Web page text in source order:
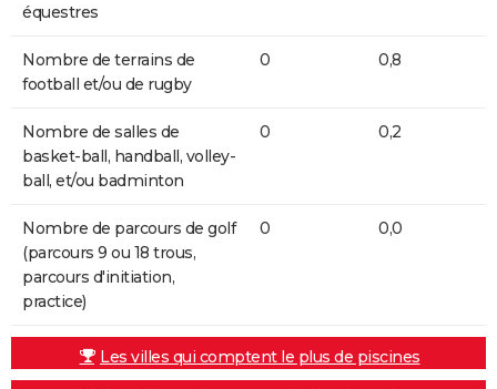
équestres
Nombre de terrains de
football et/ou de rugby
0 0,8
Nombre de salles de
basket-ball, handball, volley-
ball, et/ou badminton
0 0,2
Nombre de parcours de golf
(parcours 9 ou 18 trous,
parcours d'initiation,
practice)
0 0,0
Les villes qui comptent le plus de piscines